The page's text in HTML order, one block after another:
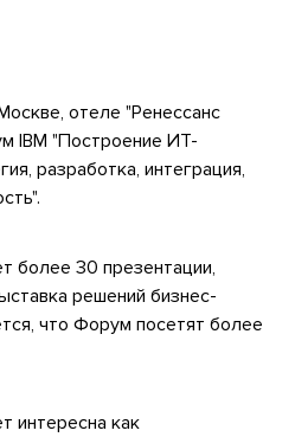
отеле "Ренессанс
IBM "Построение ИТ-
разработка, интеграция,
более 30 презентации,
решений бизнес-
что Форум посетят более
интересна как